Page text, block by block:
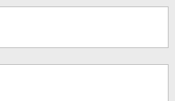
can use